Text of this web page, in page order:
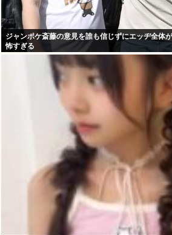
ジャンポケ斎藤の意見を誰も信じずにエッヂ全体
怖すぎる